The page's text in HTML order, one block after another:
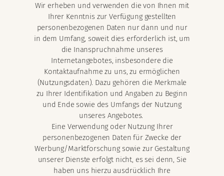
Wir erheben und verwenden die von Ihnen mit
Ihrer Kenntnis zur Verfügung gestellten
personenbezogenen Daten nur dann und nur
in dem Umfang, soweit dies erforderlich ist, um
die Inanspruchnahme unseres
Internetangebotes, insbesondere die
Kontaktaufnahme zu uns, zu ermöglichen
(Nutzungsdaten). Dazu gehören die Merkmale
zu Ihrer Identifikation und Angaben zu Beginn
und Ende sowie des Umfangs der Nutzung
unseres Angebotes.
Eine Verwendung oder Nutzung Ihrer
personenbezogenen Daten für Zwecke der
Werbung/Marktforschung sowie zur Gestaltung
unserer Dienste erfolgt nicht, es sei denn, Sie
haben uns hierzu ausdrücklich Ihre